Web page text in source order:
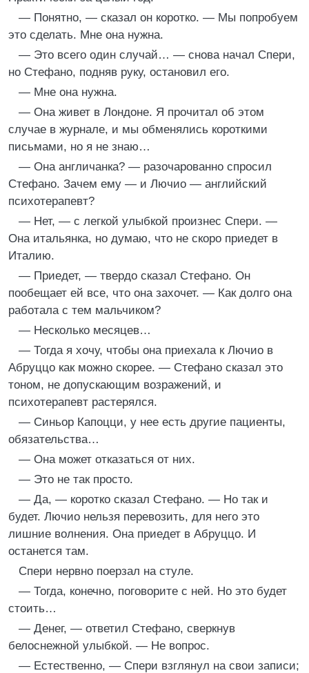
— Понятно, — сказал он коротко. — Мы попробуем
это сделать. Мне она нужна.
— Это всего один случай… — снова начал Спери,
но Стефано, подняв руку, остановил его.
— Мне она нужна.
— Она живет в Лондоне. Я прочитал об этом
случае в журнале, и мы обменялись короткими
письмами, но я не знаю…
— Она англичанка? — разочарованно спросил
Стефано. Зачем ему — и Лючио — английский
психотерапевт?
— Нет, — с легкой улыбкой произнес Спери. —
Она итальянка, но думаю, что не скоро приедет в
Италию.
— Приедет, — твердо сказал Стефано. Он
пообещает ей все, что она захочет. — Как долго она
работала с тем мальчиком?
— Несколько месяцев…
— Тогда я хочу, чтобы она приехала к Лючио в
Абруццо как можно скорее. — Стефано сказал это
тоном, не допускающим возражений, и
психотерапевт растерялся.
— Синьор Капоцци, у нее есть другие пациенты,
обязательства…
— Она может отказаться от них.
— Это не так просто.
— Да, — коротко сказал Стефано. — Но так и
будет. Лючио нельзя перевозить, для него это
лишние волнения. Она приедет в Абруццо. И
останется там.
Спери нервно поерзал на стуле.
— Тогда, конечно, поговорите с ней. Но это будет
стоить…
— Денег, — ответил Стефано, сверкнув
белоснежной улыбкой. — Не вопрос.
— Естественно, — Спери взглянул на свои записи;